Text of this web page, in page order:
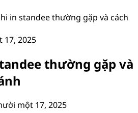
in standee thường gặp và cách
17, 2025
thường gặp và
một 17, 2025